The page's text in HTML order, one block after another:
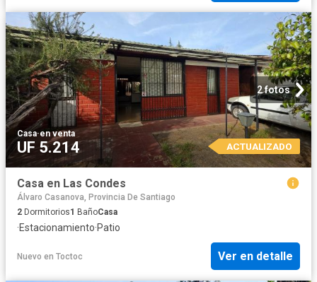
2 fotos
Casa·en venta
UF 5.214 ACTUALIZADO
Casa en Las Condes
Álvaro Casanova, Provincia De Santiago
2 Dormitorios1 BañoCasa
·Estacionamiento·Patio
Nuevo en Toctoc Ver en detalle